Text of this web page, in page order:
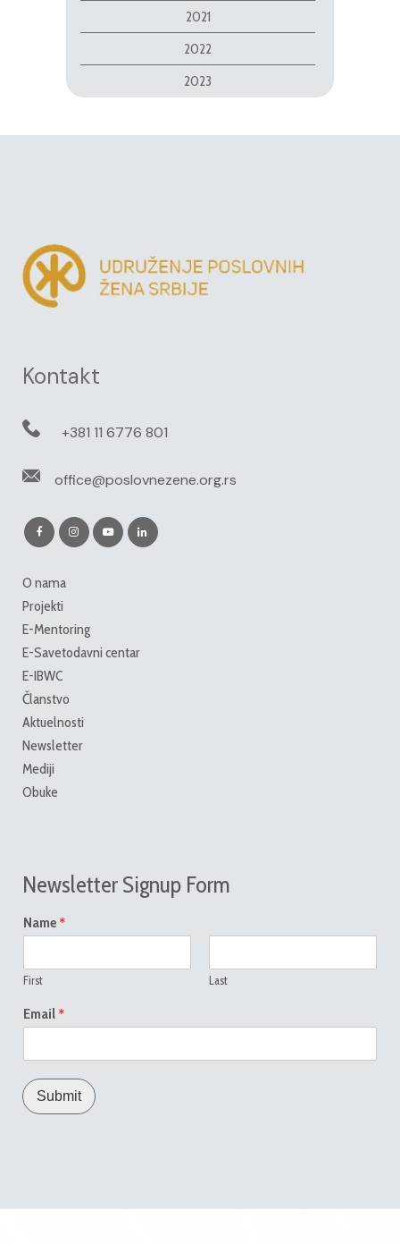
2021
2022
2023
Kontakt
+381 11 6776 801
office@poslovnezene.org.rs
O nama
Projekti
E-Mentoring
E-Savetodavni centar
E-IBWC
Članstvo
Aktuelnosti
Newsletter
Mediji
Obuke
Newsletter Signup Form
Name *
First Last
Email *
Submit